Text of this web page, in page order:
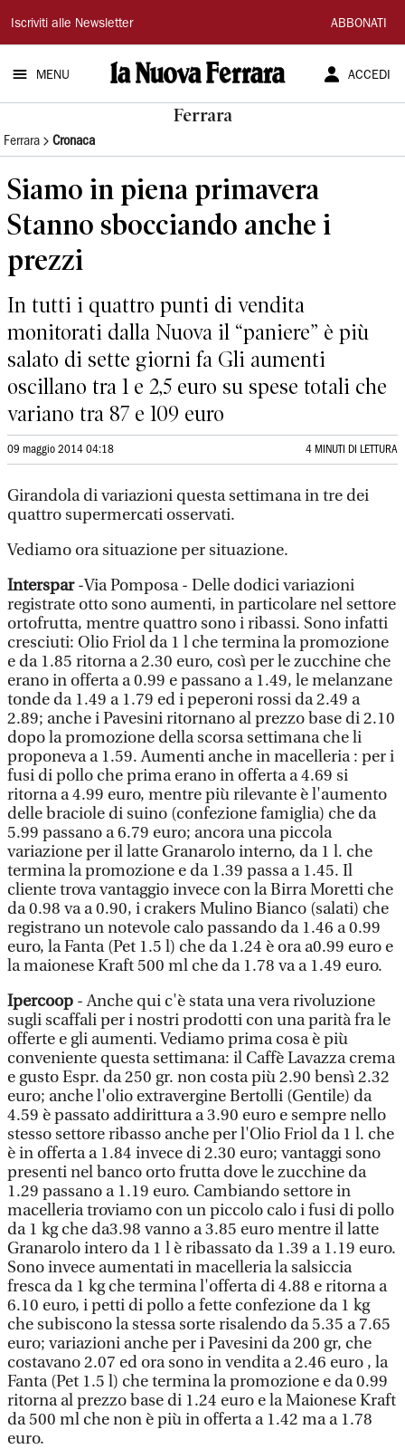
La
Nuova
Ferrara
Iscriviti alle Newsletter ABBONATI
MENU ACCEDI
Ferrara
Ferrara Cronaca
Siamo in piena primavera
Stanno sbocciando anche i
prezzi
In tutti i quattro punti di vendita
monitorati dalla Nuova il “paniere” è più
salato di sette giorni fa Gli aumenti
oscillano tra 1 e 2,5 euro su spese totali che
variano tra 87 e 109 euro
09 maggio 2014 04:18 4 MINUTI DI LETTURA
Girandola di variazioni questa settimana in tre dei
quattro supermercati osservati.
Vediamo ora situazione per situazione.
Interspar-Via Pomposa - Delle dodici variazioni
registrate otto sono aumenti, in particolare nel settore
ortofrutta, mentre quattro sono i ribassi. Sono infatti
cresciuti: Olio Friol da 1 l che termina la promozione
e da 1.85 ritorna a 2.30 euro, così per le zucchine che
erano in offerta a 0.99 e passano a 1.49, le melanzane
tonde da 1.49 a 1.79 ed i peperoni rossi da 2.49 a
2.89; anche i Pavesini ritornano al prezzo base di 2.10
dopo la promozione della scorsa settimana che li
proponeva a 1.59. Aumenti anche in macelleria : per i
fusi di pollo che prima erano in offerta a 4.69 si
ritorna a 4.99 euro, mentre più rilevante è l'aumento
delle braciole di suino (confezione famiglia) che da
5.99 passano a 6.79 euro; ancora una piccola
variazione per il latte Granarolo interno, da 1 l. che
termina la promozione e da 1.39 passa a 1.45. Il
cliente trova vantaggio invece con la Birra Moretti che
da 0.98 va a 0.90, i crakers Mulino Bianco (salati) che
registrano un notevole calo passando da 1.46 a 0.99
euro, la Fanta (Pet 1.5 l) che da 1.24 è ora a0.99 euro e
la maionese Kraft 500 ml che da 1.78 va a 1.49 euro.
Ipercoop - Anche qui c'è stata una vera rivoluzione
sugli scaffali per i nostri prodotti con una parità fra le
offerte e gli aumenti. Vediamo prima cosa è più
conveniente questa settimana: il Caffè Lavazza crema
e gusto Espr. da 250 gr. non costa più 2.90 bensì 2.32
euro; anche l'olio extravergine Bertolli (Gentile) da
4.59 è passato addirittura a 3.90 euro e sempre nello
stesso settore ribasso anche per l'Olio Friol da 1 l. che
è in offerta a 1.84 invece di 2.30 euro; vantaggi sono
presenti nel banco orto frutta dove le zucchine da
1.29 passano a 1.19 euro. Cambiando settore in
macelleria troviamo con un piccolo calo i fusi di pollo
da 1 kg che da3.98 vanno a 3.85 euro mentre il latte
Granarolo intero da 1 l è ribassato da 1.39 a 1.19 euro.
Sono invece aumentati in macelleria la salsiccia
fresca da 1 kg che termina l'offerta di 4.88 e ritorna a
6.10 euro, i petti di pollo a fette confezione da 1 kg
che subiscono la stessa sorte risalendo da 5.35 a 7.65
euro; variazioni anche per i Pavesini da 200 gr, che
costavano 2.07 ed ora sono in vendita a 2.46 euro , la
Fanta (Pet 1.5 l) che termina la promozione e da 0.99
ritorna al prezzo base di 1.24 euro e la Maionese Kraft
da 500 ml che non è più in offerta a 1.42 ma a 1.78
euro.